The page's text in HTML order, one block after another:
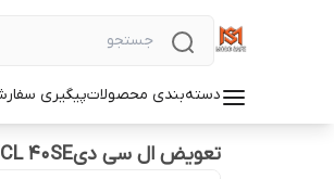
دسته‌بندی محصولاتپیگیری
تعویض ال سی دیTCL 40SE